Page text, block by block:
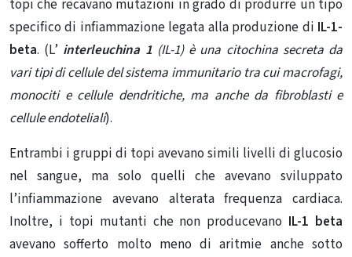
topi che recavano mutazioni in grado di produrre un tipo
specifico di infiammazione legata alla produzione di IL-1-
beta. (L’ interleuchina 1(IL-1) è una citochina secreta da
vari tipi di cellule del sistema immunitario tra cui macrofagi,
monociti e cellule dendritiche, ma anche da fibroblasti e
cellule endoteliali).
Entrambi i gruppi di topi avevano simili livelli di glucosio
nel sangue, ma solo quelli che avevano sviluppato
l’infiammazione avevano alterata frequenza cardiaca.
Inoltre, i topi mutanti che non producevano IL-1 beta
avevano sofferto molto meno di aritmie anche sotto